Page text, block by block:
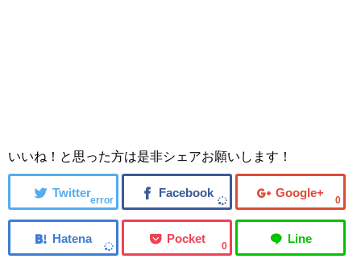
いいね！と思った方は是非シェアお願いします！
error 0
0